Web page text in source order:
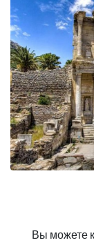
Вы можете